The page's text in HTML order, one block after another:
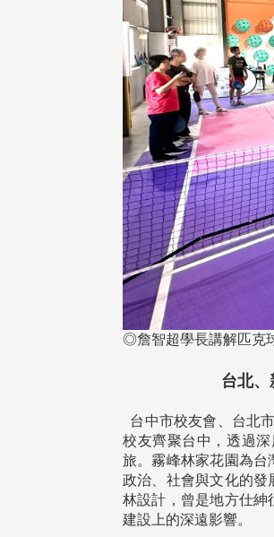
◎詹智超學長講解匹克
台北
台中市校友會、台北
校友齊聚台中，透過
旅。霧峰林家花園為
政治、社會與文化的
林設計，曾是地方仕
建設上的深遠影響。